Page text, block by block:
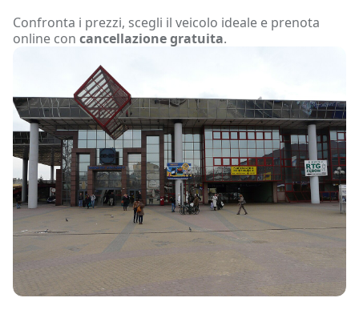
Confronta i prezzi, scegli il veicolo ideale e prenota
online con cancellazione gratuita.